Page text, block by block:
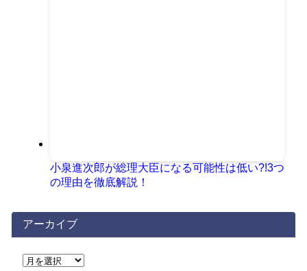
小泉進次郎が総理大臣になる可能性は低い?!3つ
の理由を徹底解説！
アーカイブ
ア